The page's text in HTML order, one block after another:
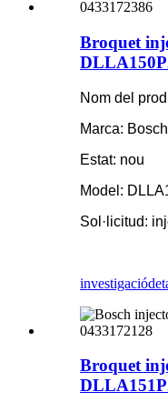
Broquet
Nom del
Marca: Bosch
Estat: nou
Model:
Sol·licitud:
investigació
Broquet